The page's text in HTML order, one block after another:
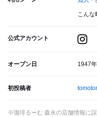
こんな
公式アカウント
オープン日 1947年
初投稿者
※珈琲るーむ 森永の店舗情報に